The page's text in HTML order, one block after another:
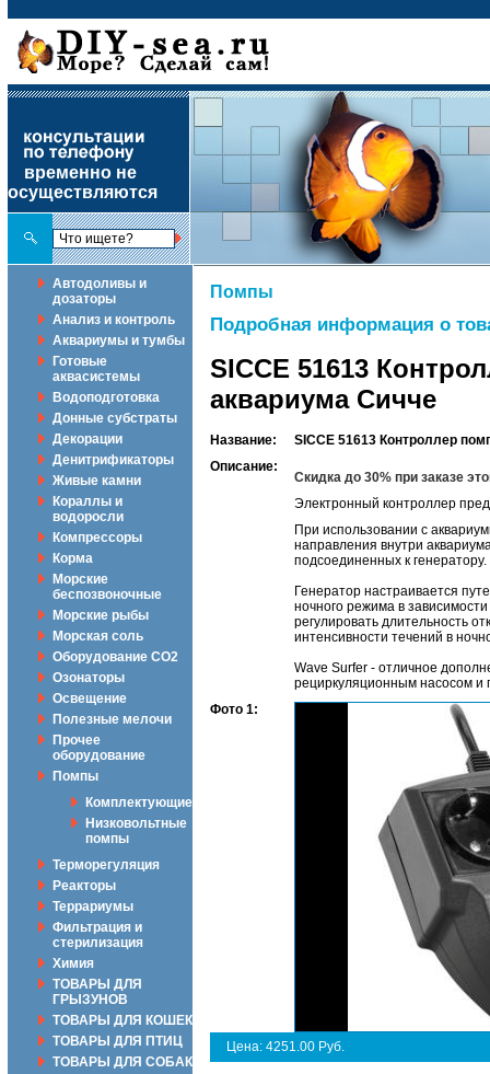
временно не
осуществляются
Автодоливы и
дозаторы
Анализ и контроль
Аквариумы и тумбы
Готовые
аквасистемы
Водоподготовка
Донные субстраты
Декорации
Денитрификаторы
Живые камни
Кораллы и
водоросли
Компрессоры
Корма
Морские
беспозвоночные
Морские рыбы
Морская соль
Оборудование CO2
Озонаторы
Освещение
Полезные мелочи
Прочее
оборудование
Помпы
Комплектующие
Низковольтные
помпы
Терморегуляция
Реакторы
Террариумы
Фильтрация и
стерилизация
Химия
ТОВАРЫ ДЛЯ
ГРЫЗУНОВ
ТОВАРЫ ДЛЯ КОШЕК
ТОВАРЫ ДЛЯ ПТИЦ
ТОВАРЫ ДЛЯ СОБАК
Помпы
Подробная информация о
SICCE 51613
аквариума Сичче
Название:
SICCE 51613 Контроллер
Описание:
Скидка до 30% при заказе
Электронный контроллер
При использовании с
направления внутри
подсоединенных к генератору.
Генератор настраивается
ночного режима в
регулировать длительность
интенсивности течений в
Wave Surfer - отличное
рециркуляционным насосом и
Фото 1:
Цена: 4251.00 Руб.